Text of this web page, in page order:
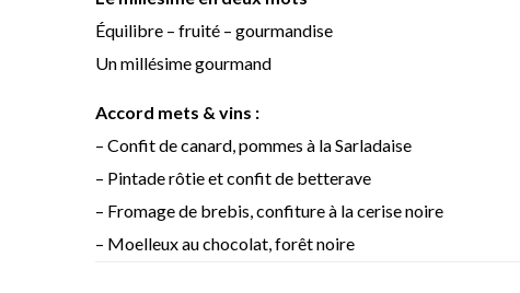
Équilibre – fruité – gourmandise
Un millésime gourmand
Accord mets & vins :
– Confit de canard, pommes à la Sarladaise
– Pintade rôtie et confit de betterave
– Fromage de brebis, confiture à la cerise noire
– Moelleux au chocolat, forêt noire